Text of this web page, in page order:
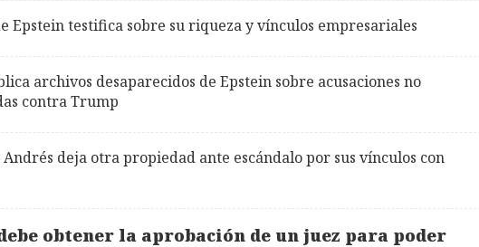
Epstein testifica sobre su riqueza y vínculos empresariales
archivos desaparecidos de Epstein sobre acusaciones no
contra Trump
deja otra propiedad ante escándalo por sus vínculos con
obtener la aprobación de un juez para poder